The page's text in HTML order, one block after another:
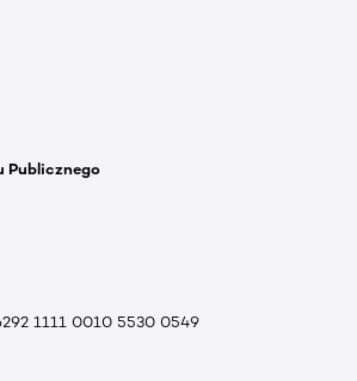
Publicznego
1111 0010 5530 0549